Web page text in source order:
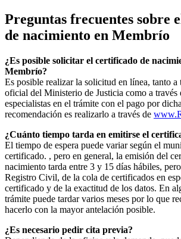
Preguntas frecuentes sobre
de nacimiento en Membrío
¿Es posible solicitar el certificado de
Membrío?
Es posible realizar la solicitud en línea, tanto a
oficial del Ministerio de Justicia como a través
especialistas en el trámite con el pago por
recomendación es realizarlo a través de
¿Cuánto tiempo tarda en emitirse el
El tiempo de espera puede variar según el
certificado. , pero en general, la emisión del
nacimiento tarda entre 3 y 15 días hábiles,
Registro Civil, de la cola de certificados en
certificado y de la exactitud de los datos. En
trámite puede tardar varios meses por lo que
hacerlo con la mayor antelación posible.
¿Es necesario pedir cita previa?